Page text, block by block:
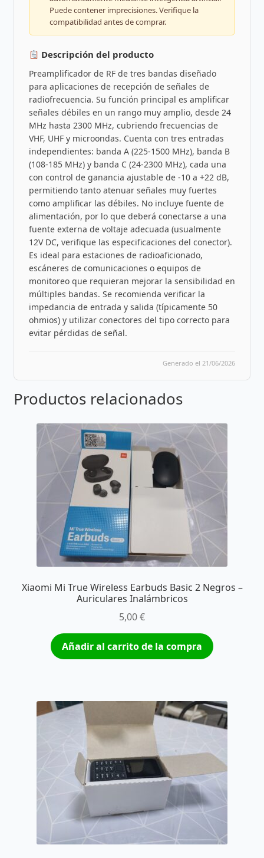
Puede contener imprecisiones. Verifique la
compatibilidad antes de comprar.
Descripción del producto
Preamplificador de RF de tres bandas diseñado
para aplicaciones de recepción de señales de
radiofrecuencia. Su función principal es amplificar
señales débiles en un rango muy amplio, desde 24
MHz hasta 2300 MHz, cubriendo frecuencias de
VHF, UHF y microondas. Cuenta con tres entradas
independientes: banda A (225-1500 MHz), banda B
(108-185 MHz) y banda C (24-2300 MHz), cada una
con control de ganancia ajustable de -10 a +22 dB,
permitiendo tanto atenuar señales muy fuertes
como amplificar las débiles. No incluye fuente de
alimentación, por lo que deberá conectarse a una
fuente externa de voltaje adecuada (usualmente
12V DC, verifique las especificaciones del conector).
Es ideal para estaciones de radioaficionado,
escáneres de comunicaciones o equipos de
monitoreo que requieran mejorar la sensibilidad en
múltiples bandas. Se recomienda verificar la
impedancia de entrada y salida (típicamente 50
ohmios) y utilizar conectores del tipo correcto para
evitar pérdidas de señal.
Generado el 21/06/2026
Productos relacionados
Xiaomi Mi True Wireless Earbuds Basic 2 Negros –
Auriculares Inalámbricos
5,00€
Añadir al carrito de la compra